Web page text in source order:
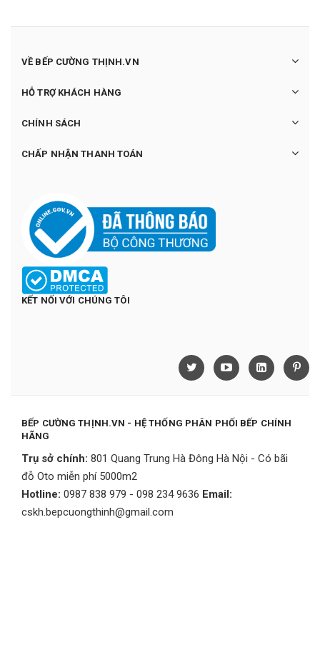
VỀ BẾP CƯỜNG THỊNH.VN
HỖ TRỢ KHÁCH HÀNG
CHÍNH SÁCH
CHẤP NHẬN THANH TOÁN
KẾT NỐI VỚI CHÚNG TÔI
BẾP CƯỜNG THỊNH.VN - HỆ THỐNG PHÂN PHỐI BẾP CHÍNH
HÃNG
Trụ sở chính: 801 Quang Trung Hà Đông Hà Nội - Có bãi
đỗ Oto miễn phí 5000m2
Hotline: 0987 838 979 - 098 234 9636 Email:
cskh.bepcuongthinh@gmail.com